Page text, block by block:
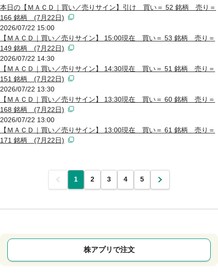
本日の【ＭＡＣＤ｜買い／売りサイン】引け 買い＝ 52 銘柄 売り＝
166 銘柄 (7月22日)
2026/07/22 15:00
【ＭＡＣＤ｜買い／売りサイン】 15:00現在 買い＝ 53 銘柄 売り＝
149 銘柄 (7月22日)
2026/07/22 14:30
【ＭＡＣＤ｜買い／売りサイン】 14:30現在 買い＝ 51 銘柄 売り＝
151 銘柄 (7月22日)
2026/07/22 13:30
【ＭＡＣＤ｜買い／売りサイン】 13:30現在 買い＝ 60 銘柄 売り＝
168 銘柄 (7月22日)
2026/07/22 13:00
【ＭＡＣＤ｜買い／売りサイン】 13:00現在 買い＝ 61 銘柄 売り＝
171 銘柄 (7月22日)
前 1 2 3 4 5 次
株アプリで注文